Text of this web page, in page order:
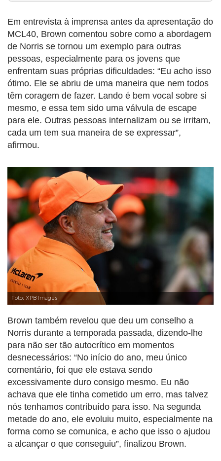
Em entrevista à imprensa antes da apresentação do
MCL40, Brown comentou sobre como a abordagem
de Norris se tornou um exemplo para outras
pessoas, especialmente para os jovens que
enfrentam suas próprias dificuldades: “Eu acho isso
ótimo. Ele se abriu de uma maneira que nem todos
têm coragem de fazer. Lando é bem vocal sobre si
mesmo, e essa tem sido uma válvula de escape
para ele. Outras pessoas internalizam ou se irritam,
cada um tem sua maneira de se expressar”,
afirmou.
Foto: XPB Images
Brown também revelou que deu um conselho a
Norris durante a temporada passada, dizendo-lhe
para não ser tão autocrítico em momentos
desnecessários: “No início do ano, meu único
comentário, foi que ele estava sendo
excessivamente duro consigo mesmo. Eu não
achava que ele tinha cometido um erro, mas talvez
nós tenhamos contribuído para isso. Na segunda
metade do ano, ele evoluiu muito, especialmente na
forma como se comunica, e acho que isso o ajudou
a alcançar o que conseguiu”, finalizou Brown.